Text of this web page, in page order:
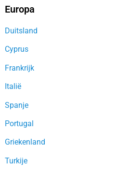
Europa
Duitsland
Cyprus
Frankrijk
Italië
Spanje
Portugal
Griekenland
Turkije